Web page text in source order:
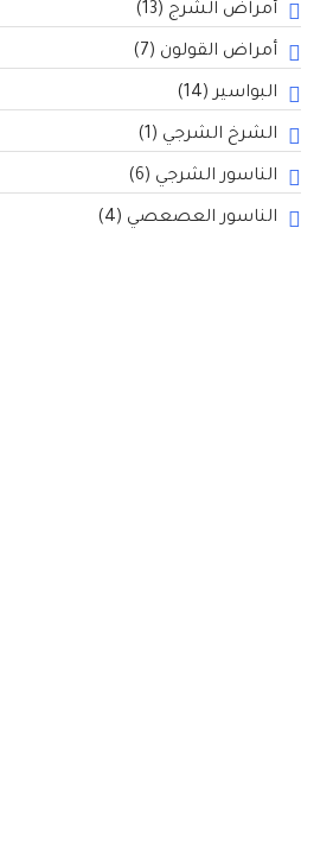
أمراض الشرج (13)
أمراض القولون (7)
البواسير(14)
الشرخ الشرجي (1)
الناسور الشرجي (6)
الناسور العصعصي (4)